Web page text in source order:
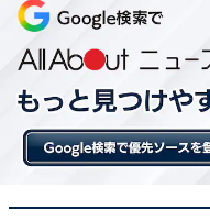
温泉 レ
価格に
日】